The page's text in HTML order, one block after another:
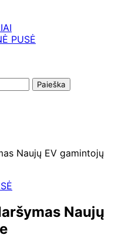
PUSĖ
Naujų EV gamintojų
Naujų